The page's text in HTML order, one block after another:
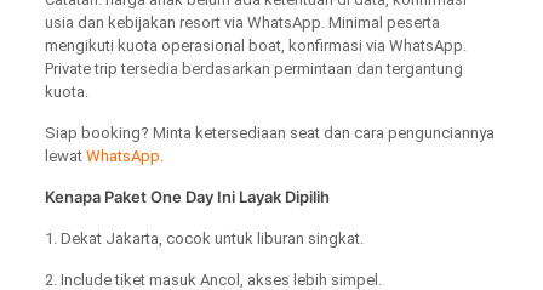
usia dan kebijakan resort via WhatsApp. Minimal peserta
mengikuti kuota operasional boat, konfirmasi via WhatsApp.
Private trip tersedia berdasarkan permintaan dan tergantung
kuota.
Siap booking? Minta ketersediaan seat dan cara pengunciannya
lewat WhatsApp.
Kenapa Paket One Day Ini Layak Dipilih
1. Dekat Jakarta, cocok untuk liburan singkat.
2. Include tiket masuk Ancol, akses lebih simpel.